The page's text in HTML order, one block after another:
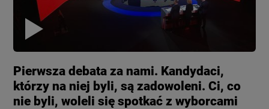
Pierwsza debata za nami. Kandydaci,
którzy na niej byli, są zadowoleni. Ci, co
nie byli, woleli się spotkać z wyborcami